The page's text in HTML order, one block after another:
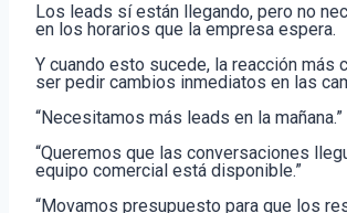
Los leads sí están llegando, pero no
en los horarios que la empresa espera.
Y cuando esto sucede, la reacción más
ser pedir cambios inmediatos en las
“Necesitamos más leads en la mañana.”
“Queremos que las conversaciones
equipo comercial está disponible.”
“Movamos presupuesto para que los